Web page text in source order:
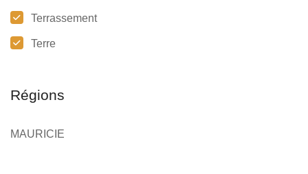
Terrassement
Terre
Régions
MAURICIE